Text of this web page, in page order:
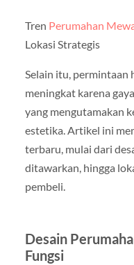
Tren Perumahan
Lokasi Strategis
Selain itu, permintaan
meningkat karena
yang mengutamakan
estetika. Artikel ini
terbaru, mulai dari
ditawarkan, hingga
pembeli.
Desain
Fungsi